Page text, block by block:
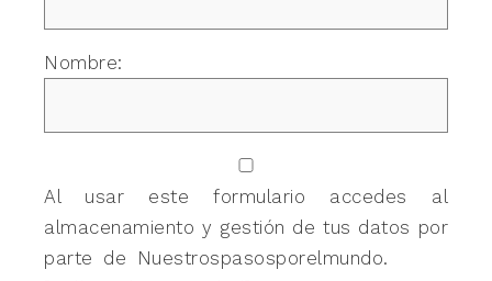
Nombre:
Al usar este formulario accedes al
almacenamiento y gestión de tus datos por
parte de Nuestrospasosporelmundo.